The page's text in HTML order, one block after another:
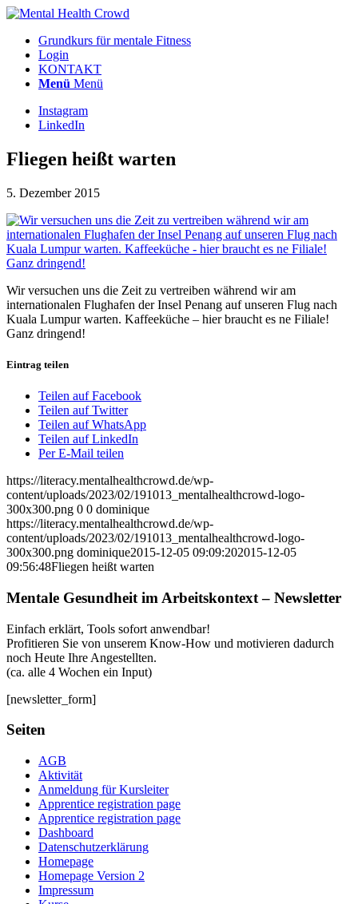
Grundkurs für mentale Fitness
Login
KONTAKT
Menü Menü
Instagram
LinkedIn
Fliegen heißt warten
5. Dezember 2015
Wir versuchen uns die Zeit zu vertreiben während wir am
internationalen Flughafen der Insel Penang auf unseren Flug nach
Kuala Lumpur warten. Kaffeeküche – hier braucht es ne Filiale!
Ganz dringend!
Eintrag teilen
Teilen auf Facebook
Teilen auf Twitter
Teilen auf WhatsApp
Teilen auf LinkedIn
Per E-Mail teilen
https://literacy.mentalhealthcrowd.de/wp-
content/uploads/2023/02/191013_mentalhealthcrowd-logo-
300x300.png 0 0 dominique
https://literacy.mentalhealthcrowd.de/wp-
content/uploads/2023/02/191013_mentalhealthcrowd-logo-
300x300.png dominique2015-12-05 09:09:202015-12-05
09:56:48Fliegen heißt warten
Mentale Gesundheit im Arbeitskontext – Newsletter
Einfach erklärt, Tools sofort anwendbar!
Profitieren Sie von unserem Know-How und motivieren dadurch
noch Heute Ihre Angestellten.
(ca. alle 4 Wochen ein Input)
[newsletter_form]
Seiten
AGB
Aktivität
Anmeldung für Kursleiter
Apprentice registration page
Apprentice registration page
Dashboard
Datenschutzerklärung
Homepage
Homepage Version 2
Impressum